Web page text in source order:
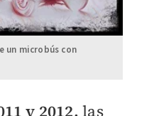
un microbús con
y 2012, las